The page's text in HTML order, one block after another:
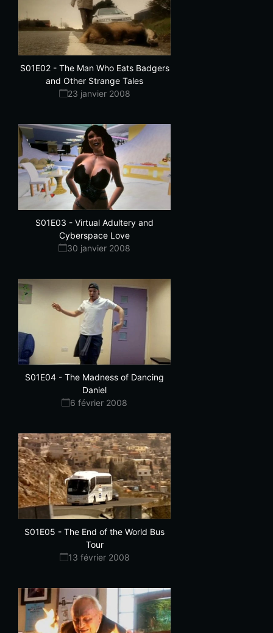
S01E02- The Man Who Eats Badgers
and Other Strange Tales
23 janvier 2008
S01E03 - Virtual Adultery and
Cyberspace Love
30 janvier 2008
S01E04 - The Madness of Dancing
Daniel
6 février 2008
S01E05 - The End of the World Bus
Tour
13 février 2008